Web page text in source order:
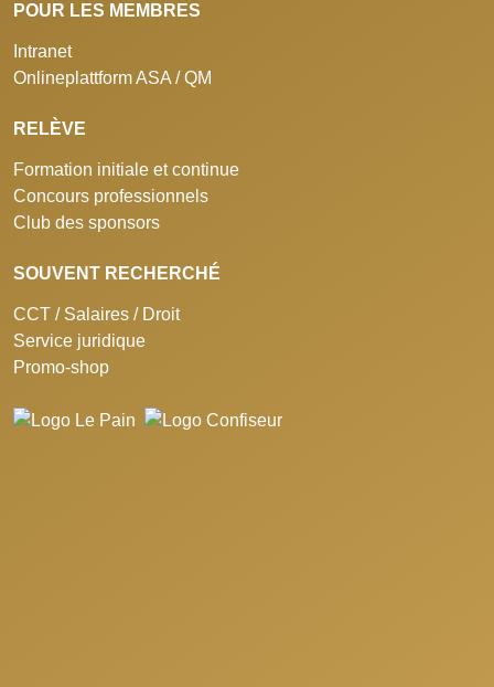
POUR LES MEMBRES
Intranet
Onlineplattform ASA / QM
RELÈVE
Formation initiale et continue
Concours professionnels
Club des sponsors
SOUVENT RECHERCHÉ
CCT / Salaires / Droit
Service juridique
Promo-shop